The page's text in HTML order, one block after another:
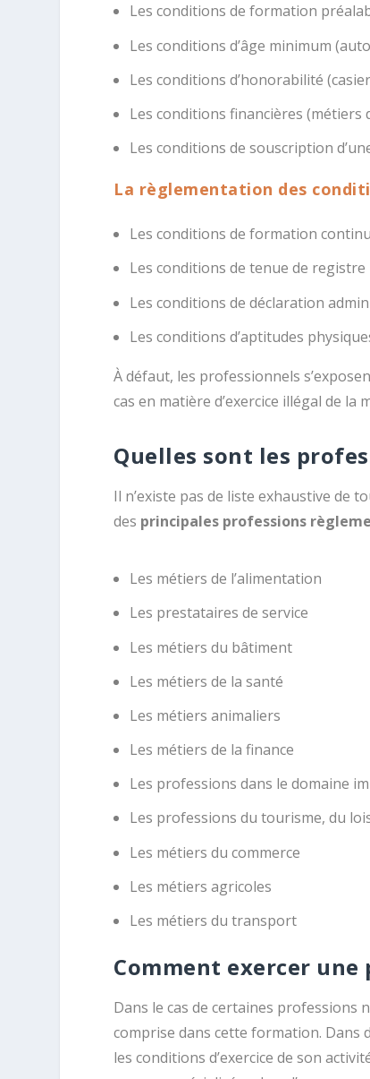
Les conditions de formation
Les conditions d’âge minimum
Les conditions d’honorabilité
Les conditions financières (métiers
Les conditions de souscription
La règlementation des
Les conditions de formation
Les conditions de tenue de registre
Les conditions de déclaration
Les conditions d’aptitudes
À défaut, les professionnels
cas en matière d’exercice illégal de la
Quelles sont les
Il n’existe pas de liste exhaustive de
des principales professions
Les métiers de l’alimentation
Les prestataires de service
Les métiers du bâtiment
Les métiers de la santé
Les métiers animaliers
Les métiers de la finance
Les professions dans le domaine
Les professions du tourisme, du
Les métiers du commerce
Les métiers agricoles
Les métiers du transport
Comment exercer
Dans le cas de certaines professions
comprise dans cette formation. Dans
les conditions d’exercice de son